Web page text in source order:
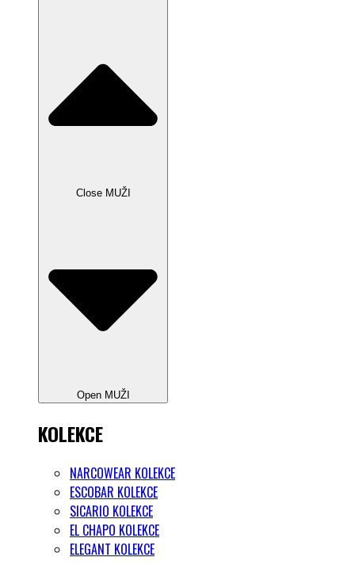
Close MUŽI
Open MUŽI
KOLEKCE
NARCOWEAR KOLEKCE
ESCOBAR KOLEKCE
SICARIO KOLEKCE
EL CHAPO KOLEKCE
ELEGANT KOLEKCE